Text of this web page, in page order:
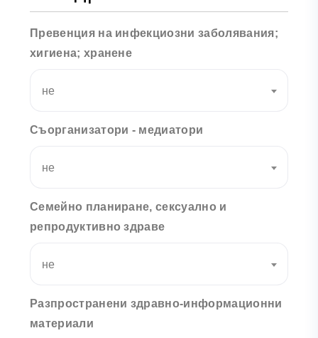
Превенция на инфекциозни заболявания;
хигиена; хранене
не
Съорганизатори - медиатори
не
Семейно планиране, сексуално и
репродуктивно здраве
не
Разпространени здравно-информационни
материали